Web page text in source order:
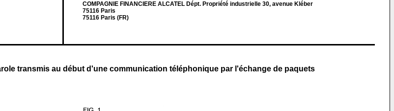
COMPAGNIE FINANCIERE ALCATEL Dépt. Propriété industrielle 30, avenue Kléber
75116 Paris
75116 Paris (FR)
transmis au début d'une communication téléphonique par l'échange de paquets